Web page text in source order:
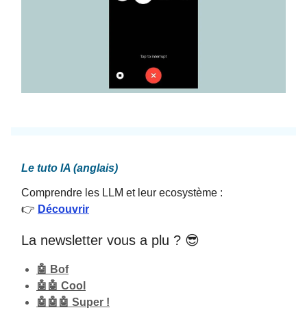
Le tuto IA (anglais)
Comprendre les LLM et leur ecosystème :
👉 Découvrir
La newsletter vous a plu ? 😎
🤖 Bof
🤖🤖 Cool
🤖🤖🤖 Super !